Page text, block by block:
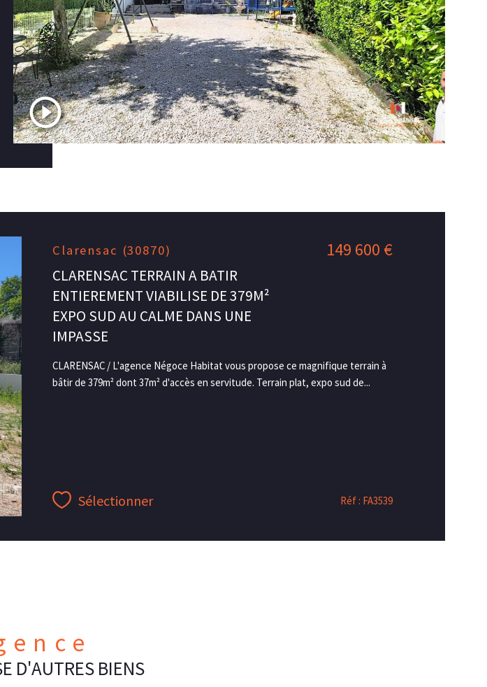
Clarensac (30870)
CLARENSAC TERRAIN A BATIR
ENTIEREMENT VIABILISE DE 379M²
EXPO SUD AU CALME DANS UNE
IMPASSE
149 600 €
CLARENSAC / L'agence Négoce Habitat vous propose ce magnifique terrain à
bâtir de 379m² dont 37m² d'accès en servitude. Terrain plat, expo sud de...
Sélectionner Réf : FA3539
D'AUTRES BIENS